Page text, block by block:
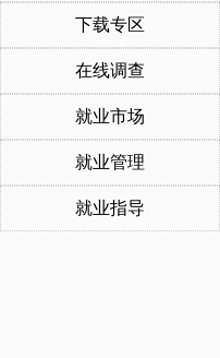
下载专区
在线调查
就业市场
就业管理
就业指导